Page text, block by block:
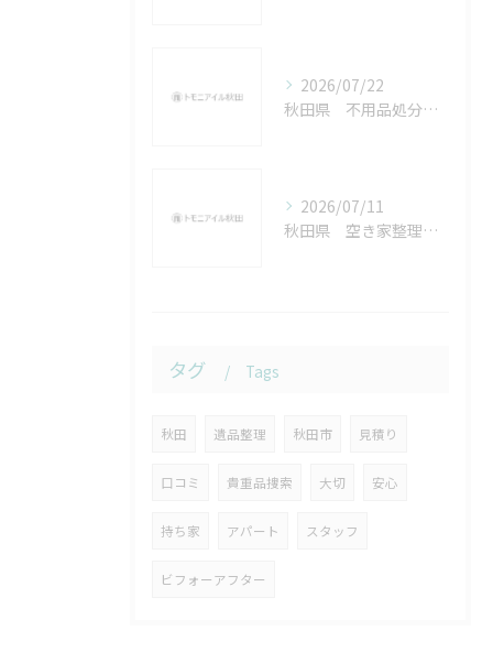
2026/07/22
秋田県 不用品処分を急いで実施いたしましたがいかがでしたでしょうか
2026/07/11
秋田県 空き家整理、実家じまいについて
タグ Tags
秋田 遺品整理 秋田市 見積り
口コミ 貴重品捜索 大切 安心
持ち家 アパート スタッフ
ビフォーアフター